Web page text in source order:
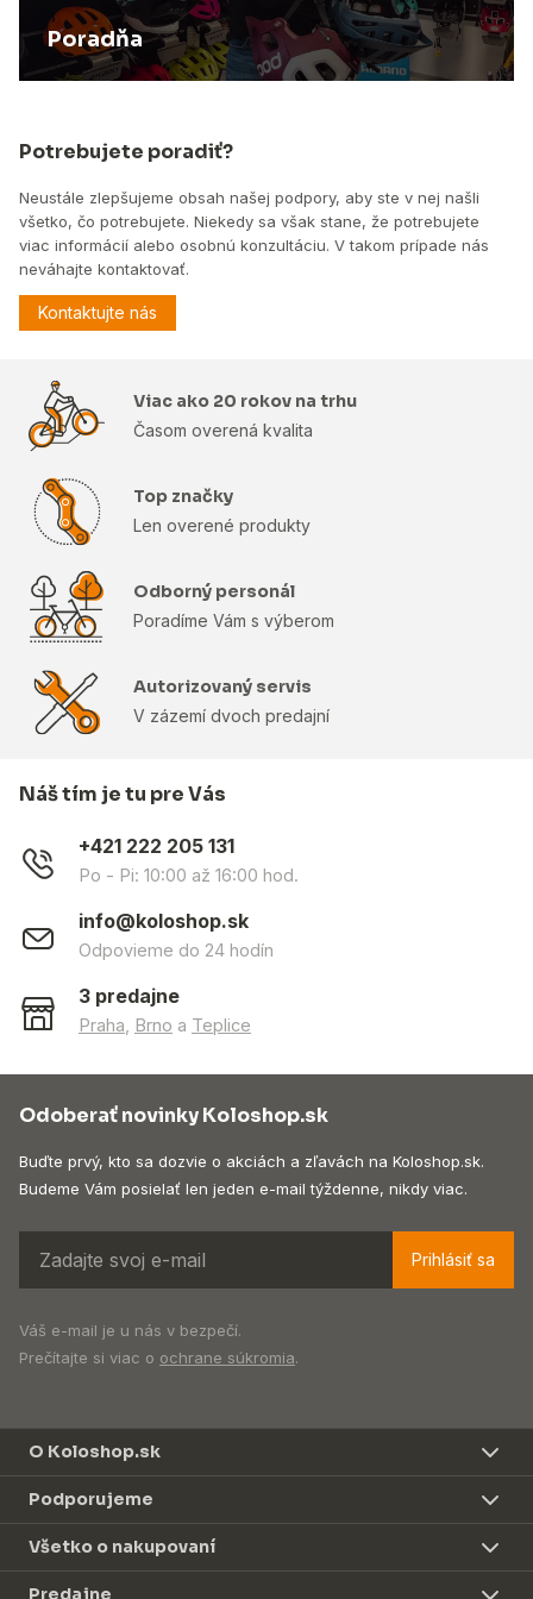
Poradňa
Potrebujete poradiť?
Neustále zlepšujeme obsah našej podpory, aby ste v nej našli
všetko, čo potrebujete. Niekedy sa však stane, že potrebujete
viac informácií alebo osobnú konzultáciu. V takom prípade nás
neváhajte kontaktovať.
Kontaktujte nás
Viac ako 20 rokov na trhu
Časom overená kvalita
Top značky
Len overené produkty
Odborný personál
Poradíme Vám s výberom
Autorizovaný servis
V zázemí dvoch predajní
Náš tím je tu pre Vás
+421 222 205 131
Po - Pi: 10:00 až 16:00 hod.
info@koloshop.sk
Odpovieme do 24 hodín
3 predajne
Praha, Brno a Teplice
Odoberať novinky Koloshop.sk
Buďte prvý, kto sa dozvie o akciách a zľavách na Koloshop.sk.
Budeme Vám posielať len jeden e-mail týždenne, nikdy viac.
Prihlásiť sa
Váš e-mail je u nás v bezpečí.
Prečítajte si viac o ochrane súkromia.
O Koloshop.sk
Podporujeme
Všetko o nakupovaní